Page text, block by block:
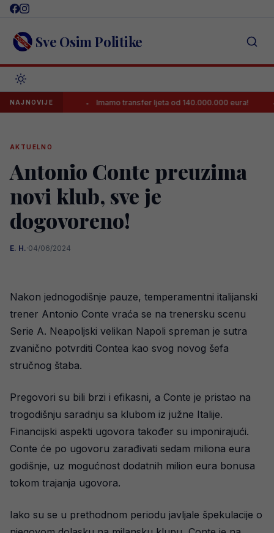
Skip
content Sve Osim Politike
NAJNOVIJE
odgovor Imamo transfer ljeta od 140.000.000 eura!
AKTUELNO
Antonio Conte preuzima
novi klub, sve je
dogovoreno!
E. H.·04/06/2024
Nakon jednogodišnje pauze, temperamentni italijanski
trener Antonio Conte vraća se na trenersku scenu
Serie A. Neapoljski velikan Napoli spreman je sutra
zvanično potvrditi Contea kao svog novog šefa
stručnog štaba.
Pregovori su bili brzi i efikasni, a Conte je pristao na
trogodišnju saradnju sa klubom iz južne Italije.
Financijski aspekti ugovora također su imponirajući.
Conte će po ugovoru zarađivati sedam miliona eura
godišnje, uz mogućnost dodatnih milion eura bonusa
tokom trajanja ugovora.
Iako su se u prethodnom periodu javljale špekulacije o